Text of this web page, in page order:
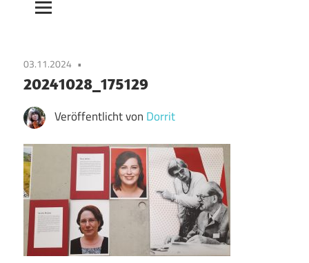
GEGEN
RECHTS.DRESDEN
03.11.2024
20241028_175129
Veröffentlicht von Dorrit